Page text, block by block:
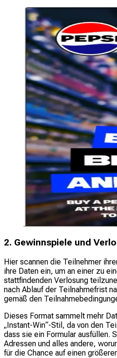
2. Gewinnspiele und
Hier scannen die Teilnehmer
ihre Daten ein, um an einer zu
stattfindenden Verlosung
nach Ablauf der Teilnahmefrist
gemäß den
Dieses Format sammelt mehr
„Instant-Win“-Stil, da von den
dass sie ein Formular ausfüllen.
Adressen und alles andere,
für die Chance auf einen